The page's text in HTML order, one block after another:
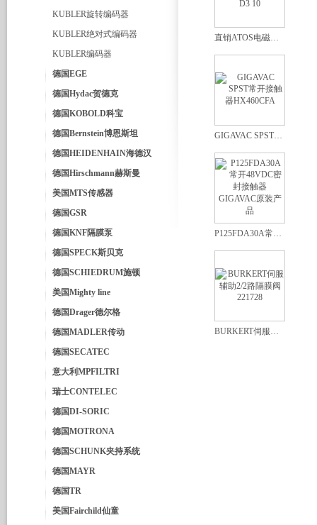
KUBLER旋转编码器
KUBLER绝对式编码器
KUBLER编码器
德国EGE
德国Hydac贺德克
德国KOBOLD科宝
德国Bernstein博恩斯坦
德国HEIDENHAIN海德汉
德国Hirschmann赫斯曼
美国MTS传感器
德国GSR
德国KNF隔膜泵
德国SPECK斯贝克
德国SCHIEDRUM施顿
美国Mighty line
德国Drager德尔格
德国MADLER传动
德国SECATEC
意大利MPFILTRI
瑞士CONTELEC
德国DI-SORIC
德国MOTRONA
德国SCHUNK夹持系统
德国MAYR
德国TR
美国Fairchild仙童
直销ATOS电磁阀DHZO-AE-073-D3 10
GIGAVAC SPST常开接触器HX460CFA
P125FDA30A常开48VDC密封接触器GIGAVAC原装产品
BURKERT伺服辅助2/2路隔膜阀221728